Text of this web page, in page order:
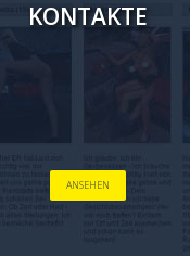
KONTAKTE
ANSEHEN